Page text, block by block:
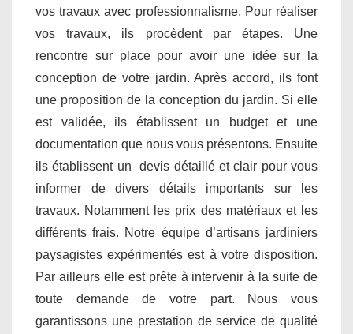
vos travaux avec professionnalisme. Pour réaliser
vos travaux, ils procèdent par étapes. Une
rencontre sur place pour avoir une idée sur la
conception de votre jardin. Après accord, ils font
une proposition de la conception du jardin. Si elle
est validée, ils établissent un budget et une
documentation que nous vous présentons. Ensuite
ils établissent un devis détaillé et clair pour vous
informer de divers détails importants sur les
travaux. Notamment les prix des matériaux et les
différents frais. Notre équipe d’artisans jardiniers
paysagistes expérimentés est à votre disposition.
Par ailleurs elle est prête à intervenir à la suite de
toute demande de votre part. Nous vous
garantissons une prestation de service de qualité